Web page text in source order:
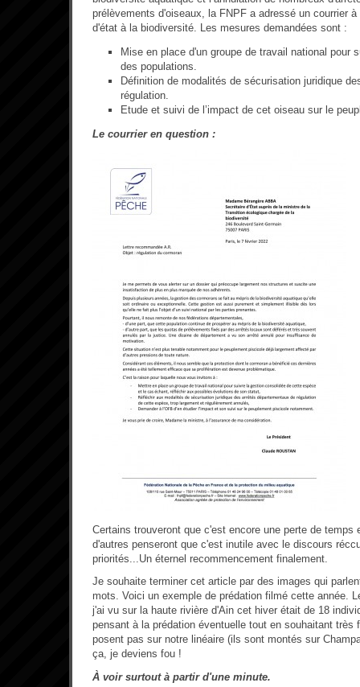
prélèvements d'oiseaux, la FNPF a adressé un courrier
d'état à la biodiversité. Les mesures demandées sont :
Mise en place d'un groupe de travail national pour
des populations.
Définition de modalités de sécurisation juridique
régulation.
Etude et suivi de l’impact de cet oiseau sur le
Le courrier en question :
Certains trouveront que c'est encore une perte de temps
d'autres penseront que c'est inutile avec le discours
priorités...Un éternel recommencement finalement.
Je souhaite terminer cet article par des images qui
mots. Voici un exemple de prédation filmé cette année.
j'ai vu sur la haute rivière d'Ain cet hiver était de 18
pensant à la prédation éventuelle tout en souhaitant très
posent pas sur notre linéaire (ils sont montés sur
ça, je deviens fou !
À voir surtout à partir d'une minute.